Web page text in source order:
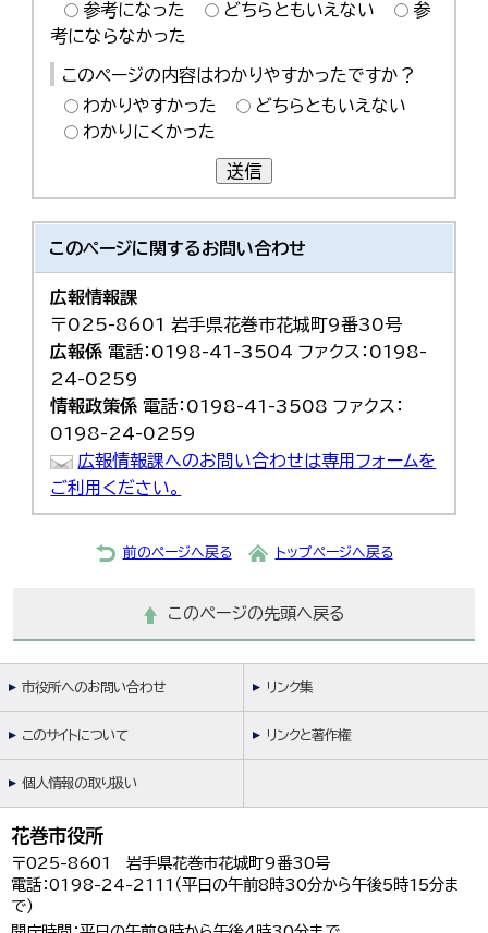
参考になった
どちらともいえない
参
考にならなかった
このページの内容はわかりやすかったですか？
わかりやすかった
どちらともいえない
わかりにくかった
送信
このページに関するお問い合わせ
広報情報課
〒025-8601 岩手県花巻市花城町9番30号
広報係電話：0198-41-3504 ファクス：0198-
24-0259
情報政策係 電話：0198-41-3508 ファクス：
0198-24-0259
広報情報課へのお問い合わせは専用フォームを
ご利用ください。
前のページへ戻る トップページへ戻る
このページの先頭へ戻る
市役所へのお問い合わせ リンク集
このサイトについて リンクと著作権
個人情報の取り扱い
花巻市役所
〒025-8601 岩手県花巻市花城町9番30号
電話：0198-24-2111（平日の午前8時30分から午後5時15分ま
で）